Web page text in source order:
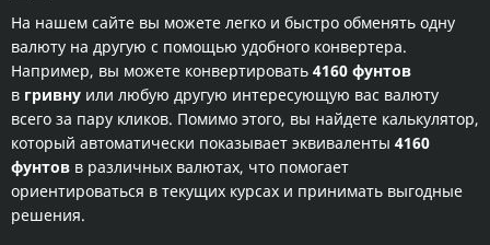
На нашем сайте вы можете легко и быстро обменять одну
валюту на другую с помощью удобного конвертера.
Например, вы можете конвертировать 4160 фунтов
в гривну или любую другую интересующую вас валюту
всего за пару кликов. Помимо этого, вы найдете калькулятор,
который автоматически показывает эквиваленты 4160
фунтов в различных валютах, что помогает
ориентироваться в текущих курсах и принимать выгодные
решения.